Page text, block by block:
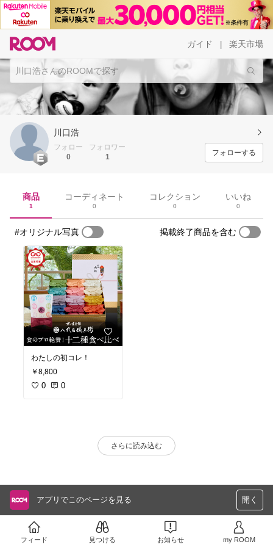
ガイド 楽天市場
川口浩
フォロー
0
フォロワー
1
フォローする
商品
1
コーディネート
0
コレクション
0
いいね
0
#オリジナル写真 掲載終了商品を含む
わたしの初コレ！
￥8,800
0 0
さらに読み込む
アプリでこのページを見る 開く
フィード 見つける お知らせ my ROOM